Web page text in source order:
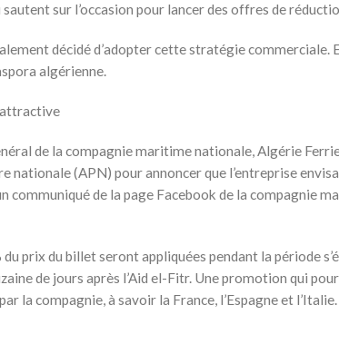
sur l’occasion pour lancer des offres de
décidé d’adopter cette stratégie commerciale.
algérienne.
de la compagnie maritime nationale, Algérie
nationale (APN) pour annoncer que l’entreprise
communiqué de la page Facebook de la compagnie
prix du billet seront appliquées pendant la période
de jours après l’Aid el-Fitr. Une promotion qui
la compagnie, à savoir la France, l’Espagne et